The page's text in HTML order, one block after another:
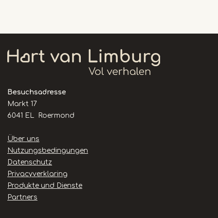
Besuchsadresse
Markt 17
6041 EL Roermond
Handige
links
Über uns
Nutzungsbedingungen
Datenschutz
Privacyverklaring
Produkte und Dienste
Partners